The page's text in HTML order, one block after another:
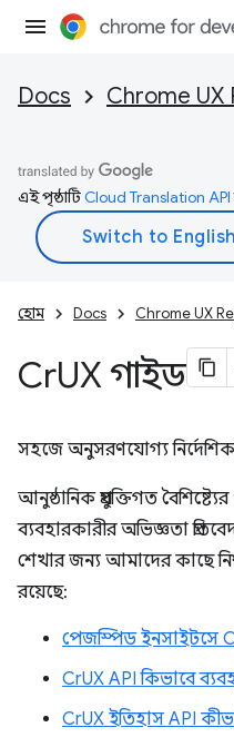
Docs Chrome UX
এই পৃষ্ঠাটিCloud Translation API
হোম Docs Chrome UX
CrUX গাইড
সহজে অনুসরণযোগ্য
আনুষ্ঠানিক প্রযুক্তিগত
ব্যবহারকারীর অভিজ্ঞতা
শেখার জন্য আমাদের কাছে
রয়েছে:
পেজস্পিড ইনসাইটসে
CrUX API কিভাবে
CrUX ইতিহাস API